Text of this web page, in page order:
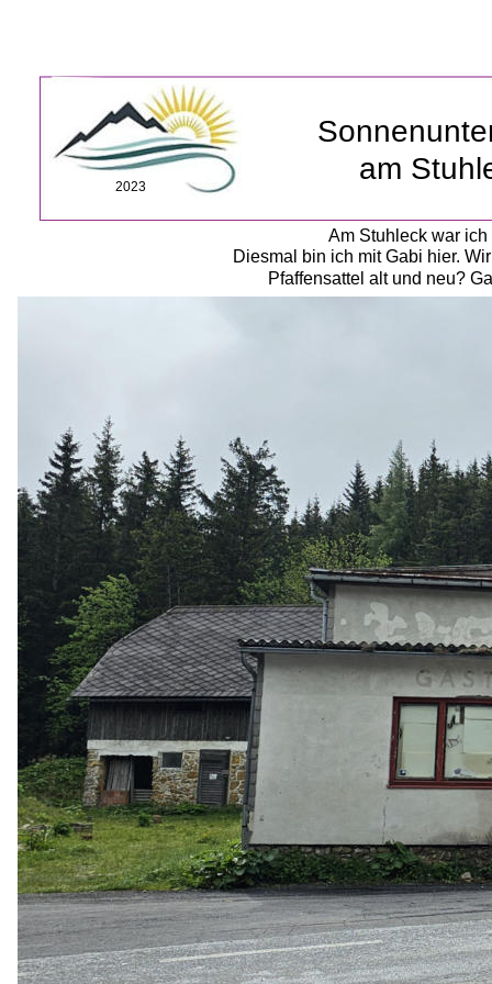
Am Stuhleck war
Diesmal bin ich mit Gabi hier.
Pfaffensattel alt und neu?
2023
am